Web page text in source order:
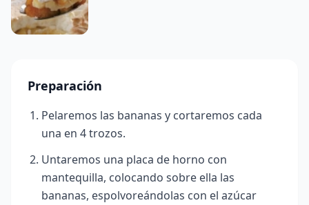
Preparación
Pelaremos las bananas y cortaremos cada
una en 4 trozos.
Untaremos una placa de horno con
mantequilla, colocando sobre ella las
bananas, espolvoreándolas con el azúcar